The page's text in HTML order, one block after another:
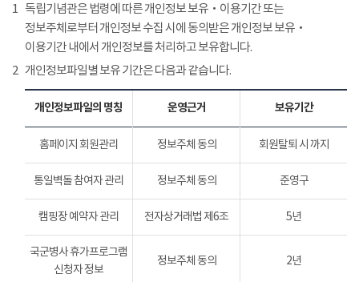
1 독립기념관은 법령에 따른 개인정보 보유‧이용기간 또는
정보주체로부터 개인정보 수집 시에 동의받은 개인정보 보유‧
이용기간 내에서 개인정보를 처리하고 보유합니다.
2 개인정보파일별 보유 기간은 다음과 같습니다.
개인정보파일의 명칭 운영근거 보유기간
홈페이지 회원관리 정보주체 동의 회원탈퇴 시 까지
통일벽돌 참여자 관리 정보주체 동의 준영구
캠핑장 예약자 관리 전자상거래법 제6조 5년
국군병사 휴가프로그램
신청자 정보
정보주체 동의 2년